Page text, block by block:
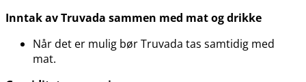
Inntak av Truvada sammen med mat og drikke
Når det er mulig bør Truvada tas samtidig med
mat.